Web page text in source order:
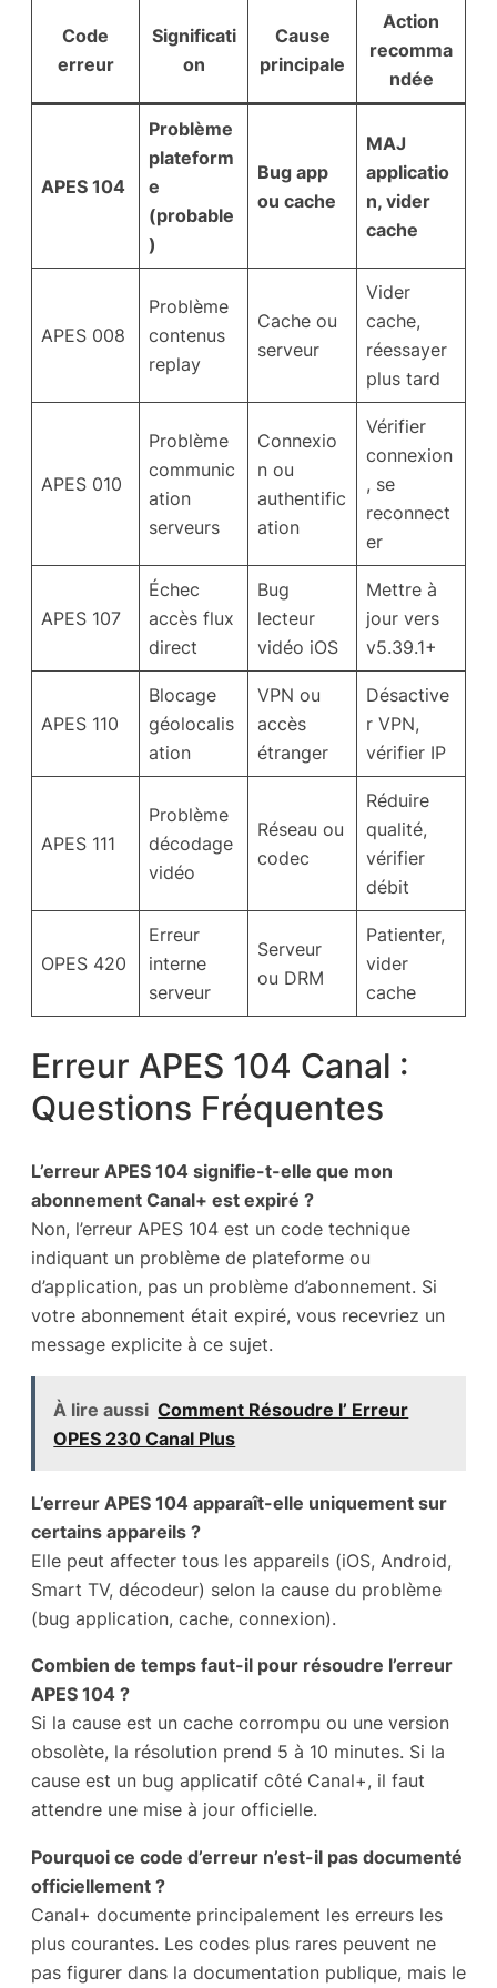
Code
erreur
Significati
on
Cause
principale
Action
recomma
ndée
APES 104
Problème
plateform
e
(probable
)
Bug app
ou cache
MAJ
applicatio
n, vider
cache
APES 008
Problème
contenus
replay
Cache ou
serveur
Vider
cache,
réessayer
plus tard
APES 010
Problème
communic
ation
serveurs
Connexio
n ou
authentific
ation
Vérifier
connexion
, se
reconnect
er
APES 107
Échec
accès flux
direct
Bug
lecteur
vidéo iOS
Mettre à
jour vers
v5.39.1+
APES 110
Blocage
géolocalis
ation
VPN ou
accès
étranger
Désactive
r VPN,
vérifier IP
APES 111
Problème
décodage
vidéo
Réseau ou
codec
Réduire
qualité,
vérifier
débit
OPES 420
Erreur
interne
serveur
Serveur
ou DRM
Patienter,
vider
cache
Erreur APES 104 Canal :
Questions Fréquentes
L’erreur APES 104 signifie-t-elle que mon
abonnement Canal+ est expiré ?
Non, l’erreur APES 104 est un code technique
indiquant un problème de plateforme ou
d’application, pas un problème d’abonnement. Si
votre abonnement était expiré, vous recevriez un
message explicite à ce sujet.
À lire aussi Comment Résoudre l’ Erreur
OPES 230 Canal Plus
L’erreur APES 104 apparaît-elle uniquement sur
certains appareils ?
Elle peut affecter tous les appareils (iOS, Android,
Smart TV, décodeur) selon la cause du problème
(bug application, cache, connexion).
Combien de temps faut-il pour résoudre l’erreur
APES 104 ?
Si la cause est un cache corrompu ou une version
obsolète, la résolution prend 5 à 10 minutes. Si la
cause est un bug applicatif côté Canal+, il faut
attendre une mise à jour officielle.
Pourquoi ce code d’erreur n’est-il pas documenté
officiellement ?
Canal+ documente principalement les erreurs les
plus courantes. Les codes plus rares peuvent ne
pas figurer dans la documentation publique, mais le